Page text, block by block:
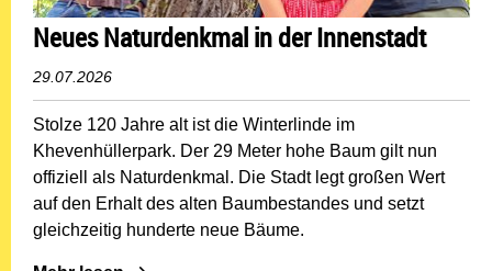
Neues Naturdenkmal in der Innenstadt
29.07.2026
Stolze 120 Jahre alt ist die Winterlinde im
Khevenhüllerpark. Der 29 Meter hohe Baum gilt nun
offiziell als Naturdenkmal. Die Stadt legt großen Wert
auf den Erhalt des alten Baumbestandes und setzt
gleichzeitig hunderte neue Bäume.